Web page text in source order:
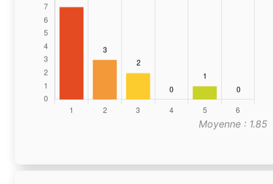
Moyenne : 1.85